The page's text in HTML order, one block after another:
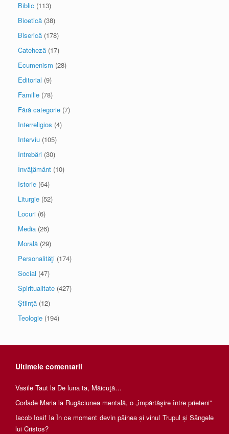
Biblic (113)
Bioetică (38)
Biserică (178)
Cateheză (17)
Ecumenism (28)
Editorial (9)
Familie (78)
Fără categorie (7)
Interreligios (4)
Interviu (105)
Întrebări (30)
Învăţământ (10)
Istorie (64)
Liturgie (52)
Locuri (6)
Media (26)
Morală (29)
Personalităţi (174)
Social (47)
Spiritualitate (427)
Ştiinţă (12)
Teologie (194)
Ultimele comentarii
Vasile Taut la De luna ta, Măicuţă…
Corlade Maria la Rugăciunea mentală, o „împărtăşire între prieteni”
Iacob Iosif la În ce moment devin pâinea și vinul Trupul și Sângele
lui Cristos?